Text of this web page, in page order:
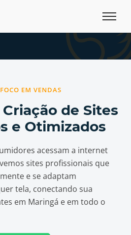
EM VENDAS
de Sites
e Otimizados
acessam a internet
sites profissionais que
e se adaptam
tela, conectando sua
em Maringá e em todo o